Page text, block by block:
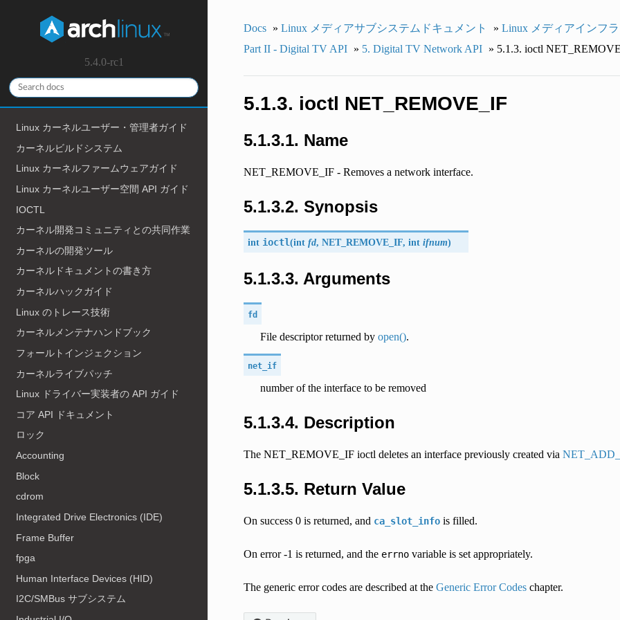
5.4.0-rc1
Linux カーネルユーザー・管理者ガイド
カーネルビルドシステム
Linux カーネルファームウェアガイド
Linux カーネルユーザー空間 API ガイド
IOCTL
カーネル開発コミュニティとの共同作業
カーネルの開発ツール
カーネルドキュメントの書き方
カーネルハックガイド
Linux のトレース技術
カーネルメンテナハンドブック
フォールトインジェクション
カーネルライブパッチ
Linux ドライバー実装者の API ガイド
コア API ドキュメント
ロック
Accounting
Block
cdrom
Integrated Drive Electronics (IDE)
Frame Buffer
fpga
Human Interface Devices (HID)
I2C/SMBus サブシステム
Docs » Linux メディアサブシステムドキュメント » Linux メディアインフ
Part II - Digital TV API
» 5. Digital TV Network API » 5.1.3. ioctl
5.1.3. ioctl NET_REMOVE_IF
5.1.3.1. Name
NET_REMOVE_IF - Removes a network interface.
5.1.3.2. Synopsis
int ioctl(intfd, NET_REMOVE_IF, intifnum)
5.1.3.3. Arguments
fd
File descriptor returned by open().
net_if
number of the interface to be removed
5.1.3.4. Description
The NET_REMOVE_IF ioctl deletes an interface previously created via
5.1.3.5. Return Value
On success 0 is returned, and ca_slot_infois filled.
On error -1 is returned, and the errnovariable is set appropriately.
The generic error codes are described at the Generic Error Codeschapter.